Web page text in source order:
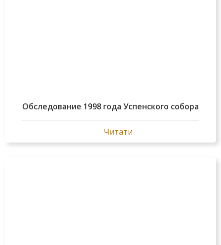
Обследование 1998 года Успенского собора
Читати